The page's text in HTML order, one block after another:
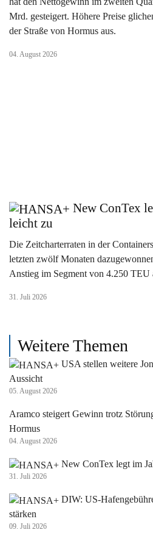
Mrd. gesteigert. Höhere Preise
der Straße von Hormus aus.
04. August 2026
New ConTex
leicht zu
Die Zeitcharterraten in der
letzten zwölf Monaten
Anstieg im Segment von 4.250 TEU
31. Juli 2026
Weitere Themen
USA stellen weitere
Aussicht
05. August 2026
Aramco steigert Gewinn trotz
Hormus
04. August 2026
New ConTex legt im
31. Juli 2026
DIW: US-
stärken
09. Juli 2026